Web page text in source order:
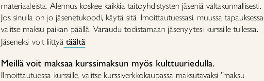
materiaaleista. Alennus koskee kaikkia taitoyhdistysten jäseniä valtakunnallisesti.
Jos sinulla on jo jäsenetukoodi, käytä sitä ilmoittautuessasi, muussa tapauksessa
valitse maksu paikan päällä. Varaudu todistamaan jäsenyytesi kurssille tullessa.
Jäseneksi voit liittyä täältä
Meillä voit maksaa kurssimaksun myös kulttuuriedulla.
Ilmoittautuessa kurssille, valitse kurssiverkkokaupassa maksutavaksi ”maksu